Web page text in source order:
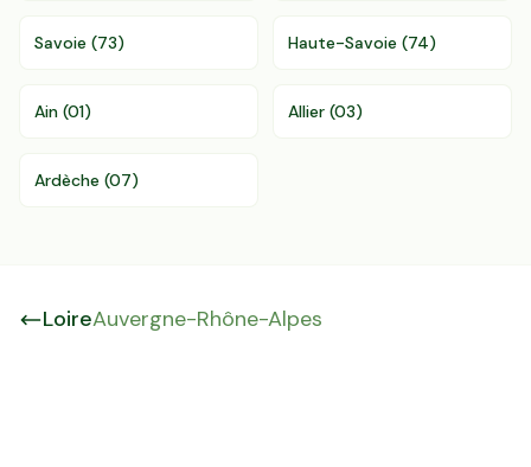
Savoie (73) Haute-Savoie (74)
Ain (01) Allier (03)
Ardèche (07)
LoireAuvergne-Rhône-Alpes